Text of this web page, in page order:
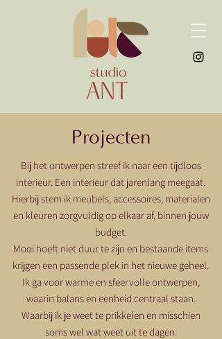
Projecten
Bij het ontwerpen streef ik naar een tijdloos
interieur. Een interieur dat jarenlang meegaat.
Hierbij stem ik meubels, accessoires, materialen
en kleuren zorgvuldig op elkaar af, binnen jouw
budget.
Mooi hoeft niet duur te zijn en bestaande items
krijgen een passende plek in het nieuwe geheel.
Ik ga voor warme en sfeervolle ontwerpen,
waarin balans en eenheid centraal staan.
Waarbij ik je weet te prikkelen en misschien
soms wel wat weet uit te dagen.